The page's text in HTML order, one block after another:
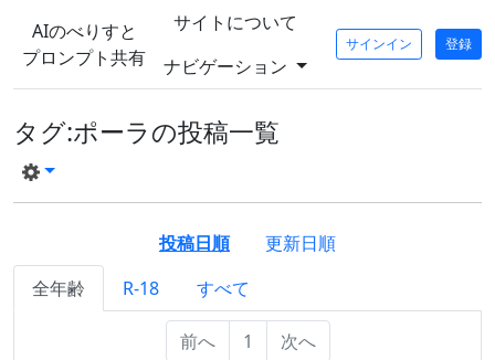
AIのべりすと
プロンプト共有
サイトについて
ナビゲーション
サインイン 登録
タグ:ポーラの投稿一覧
投稿日順
更新日順
全年齢
R-18 すべて
前へ 1 次へ